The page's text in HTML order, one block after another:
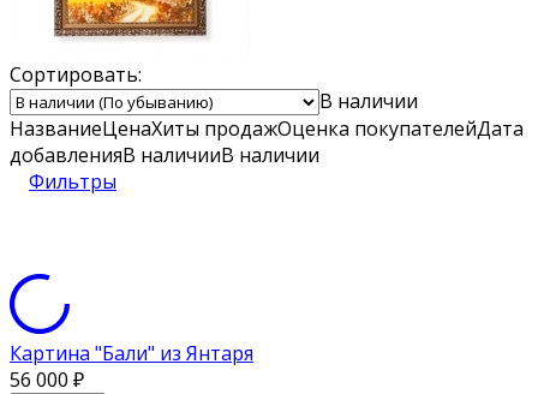
Сортировать:
В наличии
НазваниеЦенаХиты продажОценка покупателейДата
добавленияВ наличииВ наличии
Фильтры
Картина "Бали" из Янтаря
56 000 ₽